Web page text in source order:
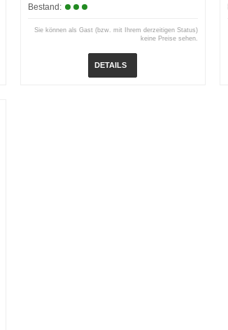
Bestand:
Sie können als Gast (bzw. mit Ihrem derzeitigen Status)
keine Preise sehen.
DETAILS